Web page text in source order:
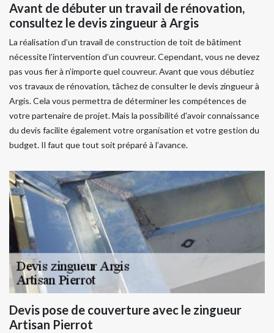
Avant de débuter un travail de rénovation,
consultez le devis zingueur à Argis
La réalisation d’un travail de construction de toit de bâtiment
nécessite l’intervention d’un couvreur. Cependant, vous ne devez
pas vous fier à n’importe quel couvreur. Avant que vous débutiez
vos travaux de rénovation, tâchez de consulter le devis zingueur à
Argis. Cela vous permettra de déterminer les compétences de
votre partenaire de projet. Mais la possibilité d'avoir connaissance
du devis facilite également votre organisation et votre gestion du
budget. Il faut que tout soit préparé à l’avance.
Devis pose de couverture avec le zingueur
Artisan Pierrot